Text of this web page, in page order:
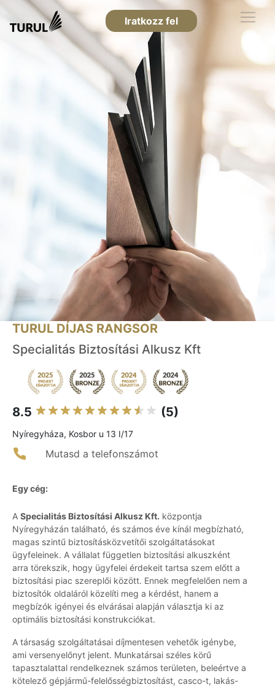
Iratkozz fel
TURUL DÍJAS RANGSOR
Specialitás Biztosítási Alkusz Kft
8.5 (5)
Nyíregyháza, Kosbor u 13 I/17
Mutasd a telefonszámot
Egy cég:
A Specialitás Biztosítási Alkusz Kft. központja
Nyíregyházán található, és számos éve kínál megbízható,
magas szintű biztosításközvetítői szolgáltatásokat
ügyfeleinek. A vállalat független biztosítási alkuszként
arra törekszik, hogy ügyfelei érdekeit tartsa szem előtt a
biztosítási piac szereplői között. Ennek megfelelően nem a
biztosítók oldaláról közelíti meg a kérdést, hanem a
megbízók igényei és elvárásai alapján választja ki az
optimális biztosítási konstrukciókat.
A társaság szolgáltatásai díjmentesen vehetők igénybe,
ami versenyelőnyt jelent. Munkatársai széles körű
tapasztalattal rendelkeznek számos területen, beleértve a
kötelező gépjármű-felelősségbiztosítást, casco-t, lakás-